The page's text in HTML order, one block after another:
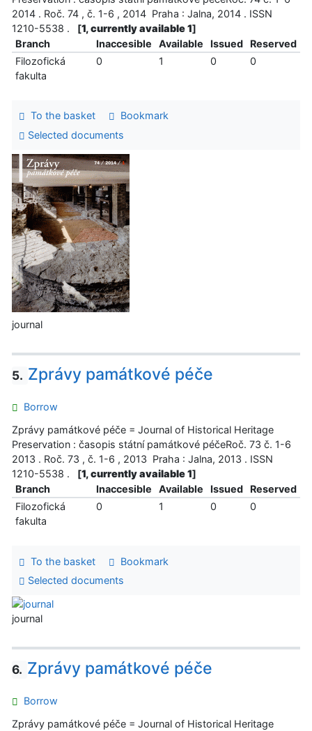
2014 . Roč. 74 , č. 1-6 , 2014 Praha : Jalna, 2014 . ISSN
1210-5538 .
[1, currently available 1]
Branch
Inaccesible Available Issued
Reserved
Filozofická
fakulta
0 1 0 0
To the basket
Bookmark
Selected documents
journal
5. Zprávy památkové péče
Borrow
Zprávy památkové péče = Journal of Historical Heritage
Preservation : časopis státní památkové péčeRoč. 73 č. 1-6
2013 . Roč. 73 , č. 1-6 , 2013 Praha : Jalna, 2013 . ISSN
1210-5538 .
[1, currently available 1]
Branch
Inaccesible Available Issued
Reserved
Filozofická
fakulta
0 1 0 0
To the basket
Bookmark
Selected documents
journal
6. Zprávy památkové péče
Borrow
Zprávy památkové péče = Journal of Historical Heritage